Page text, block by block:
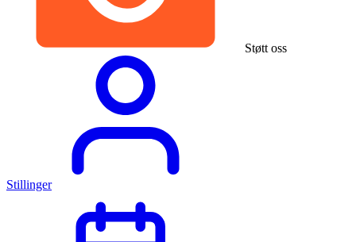
Støtt oss
Stillinger